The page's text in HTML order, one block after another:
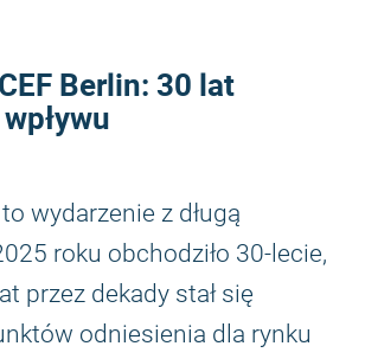
Berlin: 30 lat
to wydarzenie z długą
roku obchodziło 30-lecie,
przez dekady stał się
odniesienia dla rynku